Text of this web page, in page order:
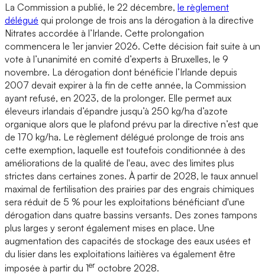
La Commission a publié, le 22 décembre, le règlement
délégué qui prolonge de trois ans la dérogation à la directive
Nitrates accordée à l’Irlande. Cette prolongation
commencera le 1er janvier 2026. Cette décision fait suite à un
vote à l’unanimité en comité d’experts à Bruxelles, le 9
novembre. La dérogation dont bénéficie l’Irlande depuis
2007 devait expirer à la fin de cette année, la Commission
ayant refusé, en 2023, de la prolonger. Elle permet aux
éleveurs irlandais d’épandre jusqu’à 250 kg/ha d’azote
organique alors que le plafond prévu par la directive n’est que
de 170 kg/ha. Le règlement délégué prolonge de trois ans
cette exemption, laquelle est toutefois conditionnée à des
améliorations de la qualité de l'eau, avec des limites plus
strictes dans certaines zones. À partir de 2028, le taux annuel
maximal de fertilisation des prairies par des engrais chimiques
sera réduit de 5 % pour les exploitations bénéficiant d'une
dérogation dans quatre bassins versants. Des zones tampons
plus larges y seront également mises en place. Une
augmentation des capacités de stockage des eaux usées et
du lisier dans les exploitations laitières va également être
imposée à partir du 1er octobre 2028.